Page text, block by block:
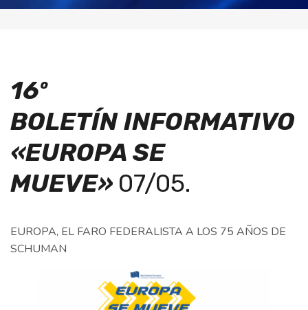
16º
BOLETÍN INFORMATIVO
«EUROPA SE
MUEVE» 07/05.
EUROPA, EL FARO FEDERALISTA A LOS 75 AÑOS DE
SCHUMAN